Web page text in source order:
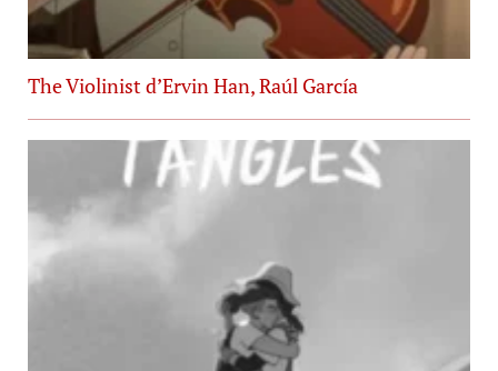
The Violinist d’Ervin Han, Raúl García